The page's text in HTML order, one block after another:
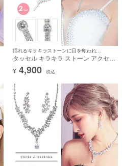
タッセル キラキラ ストーン アクセサ
リー 2点セット [ネックレス＋ピアス]
¥ 4,900 税込